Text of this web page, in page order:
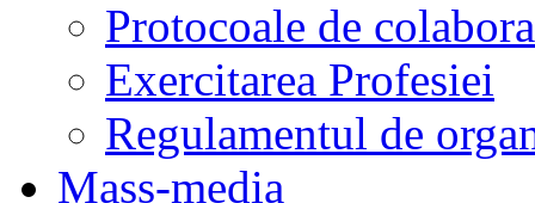
Protocoale de
Exercitarea Profesiei
Regulamentul de
Mass-media